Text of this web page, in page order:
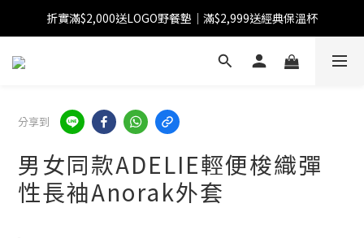
【FINAL SALE】指定商品低至38折
折實滿$2,000送LOGO野餐墊｜滿$2,999送經典保溫杯
【FINAL SALE】全單免運費
分享到
男女同款ADELIE輕便梭織彈
性長袖Anorak外套